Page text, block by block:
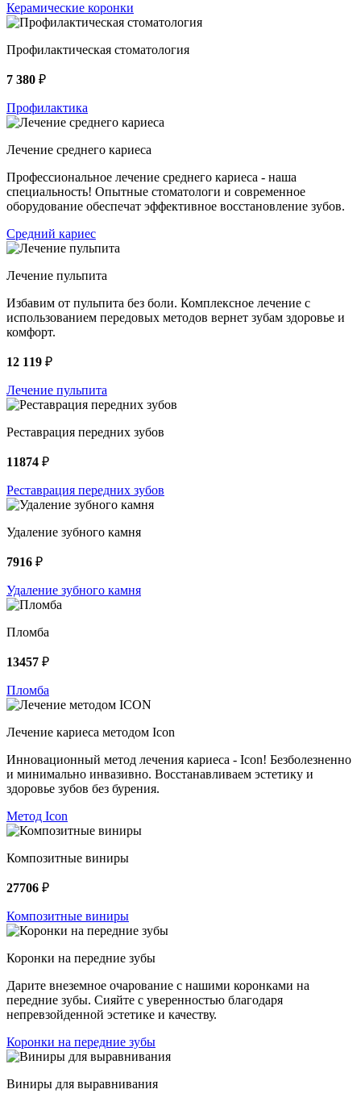
Керамические коронки
Профилактическая стоматология
7 380 ₽
Профилактика
Лечение среднего кариеса
Профессиональное лечение среднего кариеса - наша
специальность! Опытные стоматологи и современное
оборудование обеспечат эффективное восстановление зубов.
Средний кариес
Лечение пульпита
Избавим от пульпита без боли. Комплексное лечение с
использованием передовых методов вернет зубам здоровье и
комфорт.
12 119 ₽
Лечение пульпита
Реставрация передних зубов
11874 ₽
Реставрация передних зубов
Удаление зубного камня
7916 ₽
Удаление зубного камня
Пломба
13457 ₽
Пломба
Лечение кариеса методом Icon
Инновационный метод лечения кариеса - Icon! Безболезненно
и минимально инвазивно. Восстанавливаем эстетику и
здоровье зубов без бурения.
Метод Icon
Композитные виниры
27706 ₽
Композитные виниры
Коронки на передние зубы
Дарите внеземное очарование с нашими коронками на
передние зубы. Сияйте с уверенностью благодаря
непревзойденной эстетике и качеству.
Коронки на передние зубы
Виниры для выравнивания